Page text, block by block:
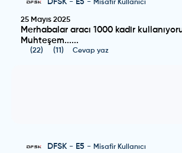
DFSK - E5 - Misafir Kullanıcı
25 Mayıs 2025
Merhabalar aracı 1000 kadir
Muhteşem......
(22) (11 ) Cevap yaz
DFSK - E5 - Misafir Kullanıcı